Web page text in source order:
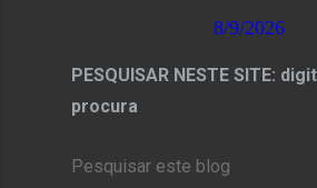
8/9/2026
PESQUISAR NESTE SITE:
procura